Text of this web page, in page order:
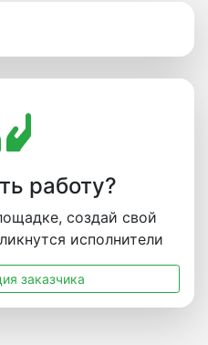
работу?
создай свой
исполнители
заказчика